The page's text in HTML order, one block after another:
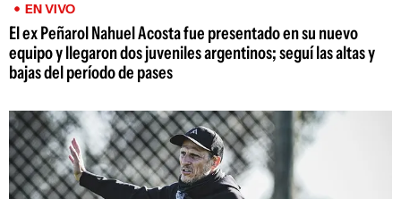
EN VIVO
El ex Peñarol Nahuel Acosta fue presentado en su nuevo
equipo y llegaron dos juveniles argentinos; seguí las altas y
bajas del período de pases